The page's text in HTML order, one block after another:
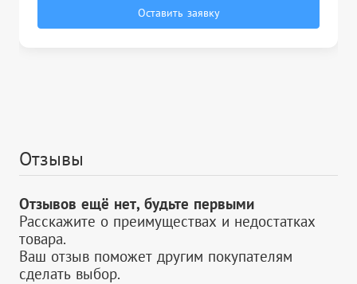
Оставить заявку
Отзывы
Отзывов ещё нет, будьте первыми
Расскажите о преимуществах и недостатках
товара.
Ваш отзыв поможет другим покупателям
сделать выбор.